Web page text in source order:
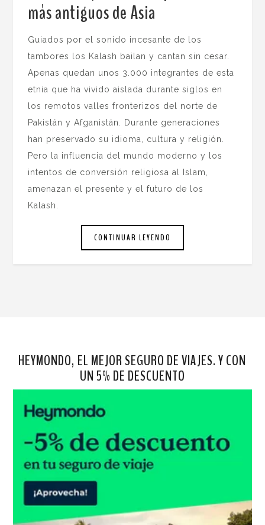
más antiguos de Asia
Guiados por el sonido incesante de los
tambores los Kalash bailan y cantan sin cesar.
Apenas quedan unos 3.000 integrantes de esta
etnia que ha vivido aislada durante siglos en
los remotos valles fronterizos del norte de
Pakistán y Afganistán. Durante generaciones
han preservado su idioma, cultura y religión.
Pero la influencia del mundo moderno y los
intentos de conversión religiosa al Islam,
amenazan el presente y el futuro de los
Kalash.
CONTINUAR LEYENDO
HEYMONDO, EL MEJOR SEGURO DE VIAJES. Y CON
UN 5% DE DESCUENTO